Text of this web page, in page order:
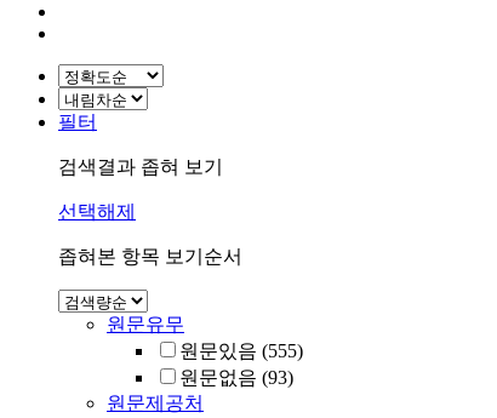
필터
검색결과 좁혀 보기
선택해제
좁혀본 항목 보기순서
원문유무
원문있음 (555)
원문없음 (93)
원문제공처